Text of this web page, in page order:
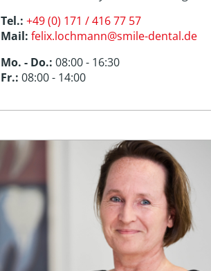
Tel.: +49 (0) 171 / 416 77 57
Mail: felix.lochmann@smile-dental.de
Mo. - Do.: 08:00 - 16:30
Fr.: 08:00 - 14:00